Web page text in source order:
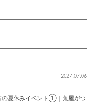
2027.07.06
の夏休みイベント①｜魚屋がつ